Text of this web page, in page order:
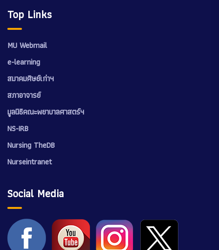
Top Links
MU Webmail
e-learning
สมาคมศิษย์เก่าฯ
สภาอาจารย์
มูลนิธิคณะพยาบาลศาสตร์ฯ
NS-IRB
Nursing TheDB
Nurseintranet
Social Media